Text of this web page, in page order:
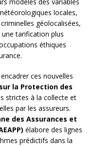
locales,
géolocalisées,
tarification plus
éthiques
ces nouvelles
la Protection des
strictes à la collecte et
par les assureurs.
des Assurances et
élabore des lignes
prédictifs dans la